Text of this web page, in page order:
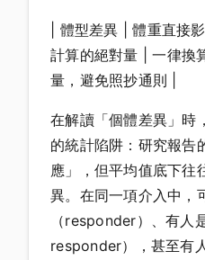
| 體型差異 | 體重直
計算的絕對量 | 一律換
量，避免照抄通則 |
在解讀「個體差異」時
的統計陷阱：研究報告
應」，但平均值底下往
異。在同一項介入中，
（responder）、有人
responder），甚至有